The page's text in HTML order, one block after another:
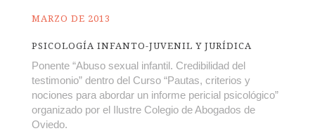
MARZO DE 2013
PSICOLOGÍA INFANTO-JUVENIL Y JURÍDICA
Ponente “Abuso sexual infantil. Credibilidad del
testimonio” dentro del Curso “Pautas, criterios y
nociones para abordar un informe pericial psicológico”
organizado por el Ilustre Colegio de Abogados de
Oviedo.